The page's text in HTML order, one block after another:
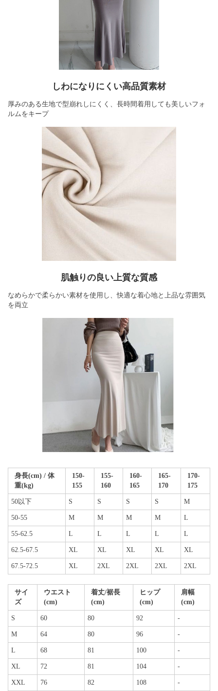
しわになりにくい高品質素材
厚みのある生地で型崩れしにくく、長時間着用しても美しいフォ
ルムをキープ
肌触りの良い上質な質感
なめらかで柔らかい素材を使用し、快適な着心地と上品な雰囲気
を両立
身長(cm) / 体
重(kg)
150-
155
155-
160
160-
165
165-
170
170-
175
50以下 S S S S M
50-55 M M M M L
55-62.5 L L L L L
62.5-67.5 XL XL XL XL XL
67.5-72.5 XL 2XL 2XL 2XL 2XL
サイ
ズ
ウエスト
(cm)
着丈/裾長
(cm)
ヒップ
(cm)
肩幅
(cm)
S 60 80 92 -
M 64 80 96 -
L 68 81 100 -
XL 72 81 104 -
XXL 76 82 108 -